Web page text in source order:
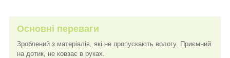
Основні переваги
Зроблений з матеріалів, які не пропускають вологу. Приємний
на дотик, не ковзає в руках.